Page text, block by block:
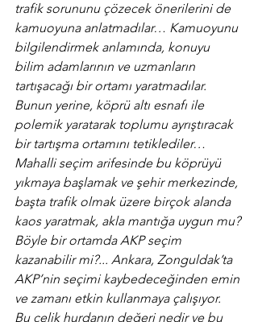
trafik sorununu çözecek önerilerini de
kamuoyuna anlatmadılar… Kamuoyunu
bilgilendirmek anlamında, konuyu
bilim adamlarının ve uzmanların
tartışacağı bir ortamı yaratmadılar.
Bunun yerine, köprü altı esnafı ile
polemik yaratarak toplumu ayrıştıracak
bir tartışma ortamını tetiklediler…
Mahalli seçim arifesinde bu köprüyü
yıkmaya başlamak ve şehir merkezinde,
başta trafik olmak üzere birçok alanda
kaos yaratmak, akla mantığa uygun mu?
Böyle bir ortamda AKP seçim
kazanabilir mi?... Ankara, Zonguldak’ta
AKP’nin seçimi kaybedeceğinden emin
ve zamanı etkin kullanmaya çalışıyor.
Bu çelik hurdanın değeri nedir ve bu